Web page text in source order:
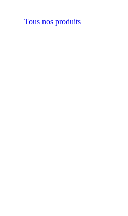
Tous nos produits